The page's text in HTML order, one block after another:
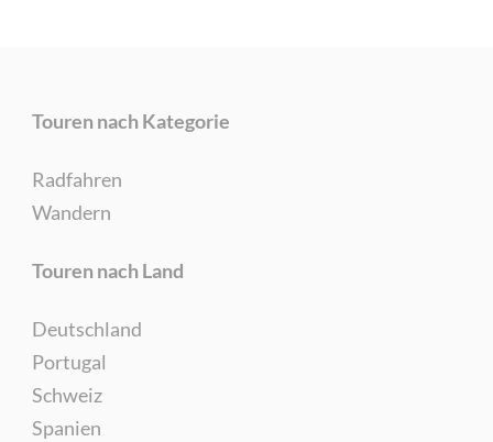
Touren nach Kategorie
Radfahren
Wandern
Touren nach Land
Deutschland
Portugal
Schweiz
Spanien